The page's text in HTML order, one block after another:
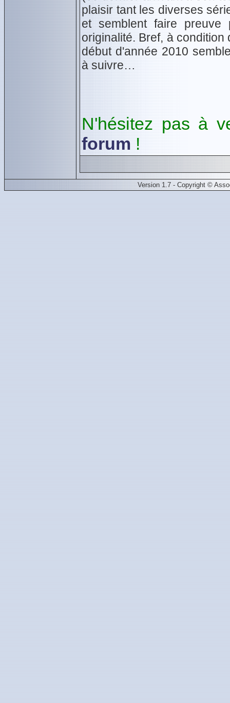
plaisir tant les diverses
et semblent faire preuve
originalité. Bref, à
début d'année 2010
à suivre…
N'hésitez pas à
forum !
Version 1.7 - Copyright ©